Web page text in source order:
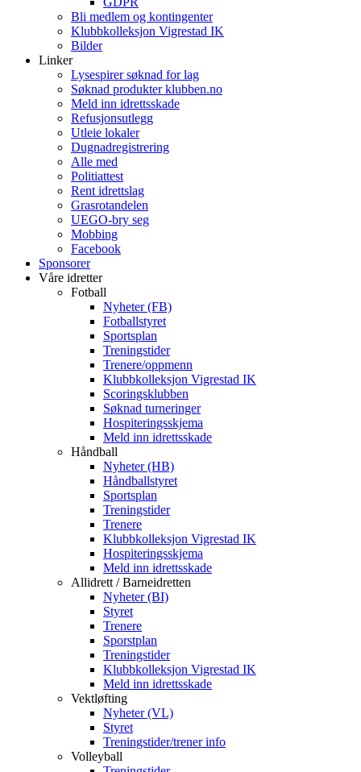
Bli medlem og kontingenter
Klubbkolleksjon Vigrestad IK
Bilder
Linker
Lysespirer søknad for lag
Søknad produkter klubben.no
Meld inn idrettsskade
Refusjonsutlegg
Utleie lokaler
Dugnadregistrering
Alle med
Politiattest
Rent idrettslag
Grasrotandelen
UEGO-bry seg
Mobbing
Facebook
Sponsorer
Våre idretter
Fotball
Nyheter (FB)
Fotballstyret
Sportsplan
Treningstider
Trenere/oppmenn
Klubbkolleksjon Vigrestad IK
Scoringsklubben
Søknad turneringer
Hospiteringsskjema
Meld inn idrettsskade
Håndball
Nyheter (HB)
Håndballstyret
Sportsplan
Treningstider
Trenere
Klubbkolleksjon Vigrestad IK
Hospiteringsskjema
Meld inn idrettsskade
Allidrett / Barneidretten
Nyheter (BI)
Styret
Trenere
Sporstplan
Treningstider
Klubbkolleksjon Vigrestad IK
Meld inn idrettsskade
Vektløfting
Nyheter (VL)
Styret
Treningstider/trener info
Volleyball